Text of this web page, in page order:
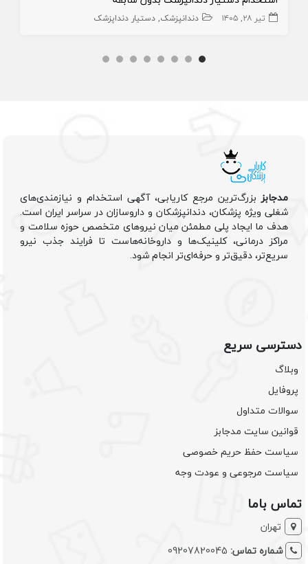
تیر ۲۸, ۱۴۰۵ دندانپزشک دستیار دنداپزشک
مدجابزبزرگ‌ترین مرجع کاریابی، آگهی استخدام و نیازمندی‌های
شغلی ویژه پزشکان، دندانپزشکان و داروسازان در سراسر ایران است.
هدف ما ایجاد پلی مطمئن میان نیروهای متخصص حوزه سلامت و
مراکز درمانی، کلینیک‌ها و داروخانه‌هاست تا فرایند جذب نیرو
سریع‌تر، دقیق‌تر و حرفه‌ای‌تر انجام شود.
دسترسی سریع
وبلاگ
پروفایل
سوالات متداول
قوانین سایت مدجابز
سیاست حفظ حریم خصوصی
سیاست مرجوعی و عودت وجه
تماس باما
تهران
شماره تماس: 09207820045